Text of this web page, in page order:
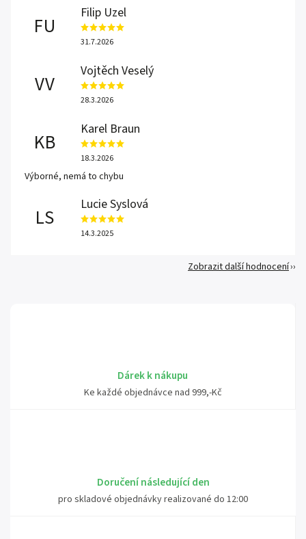
Dárek k nákupu
Ke každé objednávce nad 999,-Kč
Doručení následující den
pro skladové objednávky realizované do 12:00
FU
Filip Uzel
31.7.2026
VV
Vojtěch Veselý
28.3.2026
KB
Karel Braun
18.3.2026
Výborné, nemá to chybu
LS
Lucie Syslová
14.3.2025
Zobrazit další hodnocení